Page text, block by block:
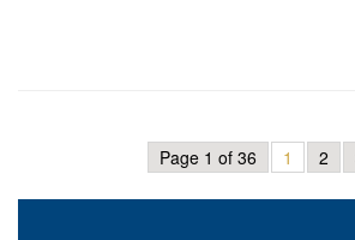
Page 1 of 36 1 2